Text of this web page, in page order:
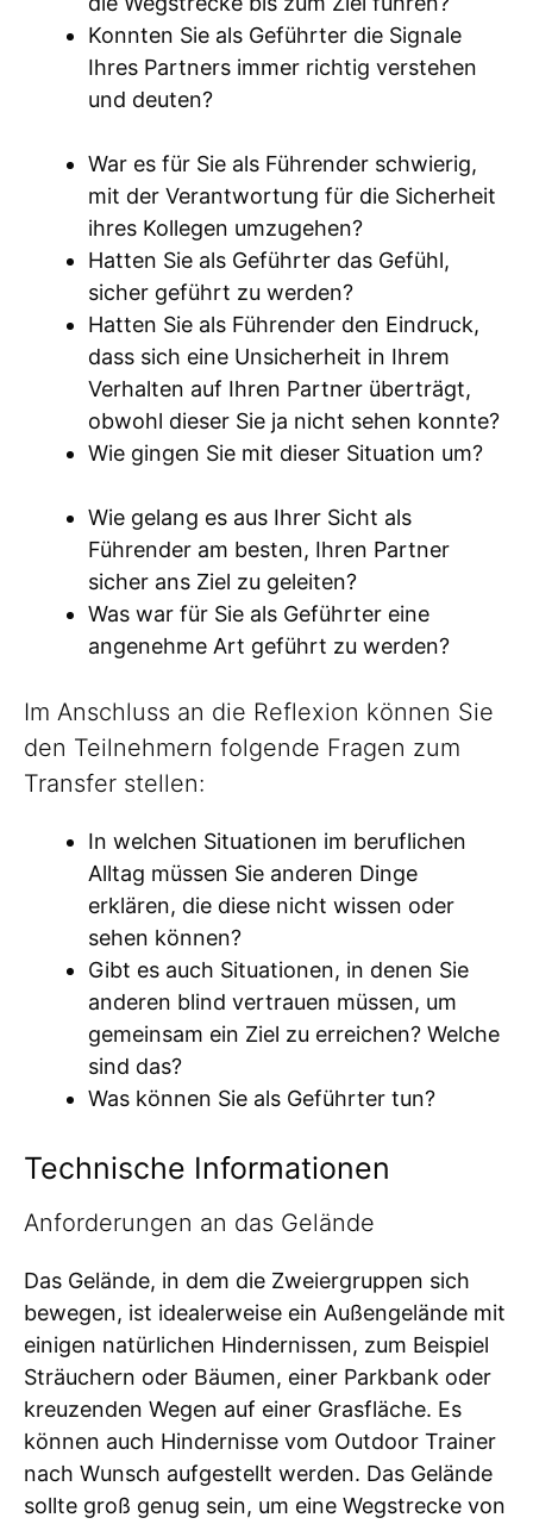
Konnten Sie als Geführter die Signale
Ihres Partners immer richtig verstehen
und deuten?
War es für Sie als Führender schwierig,
mit der Verantwortung für die Sicherheit
ihres Kollegen umzugehen?
Hatten Sie als Geführter das Gefühl,
sicher geführt zu werden?
Hatten Sie als Führender den Eindruck,
dass sich eine Unsicherheit in Ihrem
Verhalten auf Ihren Partner überträgt,
obwohl dieser Sie ja nicht sehen konnte?
Wie gingen Sie mit dieser Situation um?
Wie gelang es aus Ihrer Sicht als
Führender am besten, Ihren Partner
sicher ans Ziel zu geleiten?
Was war für Sie als Geführter eine
angenehme Art geführt zu werden?
Im Anschluss an die Reflexion können Sie
den Teilnehmern folgende Fragen zum
Transfer stellen:
In welchen Situationen im beruflichen
Alltag müssen Sie anderen Dinge
erklären, die diese nicht wissen oder
sehen können?
Gibt es auch Situationen, in denen Sie
anderen blind vertrauen müssen, um
gemeinsam ein Ziel zu erreichen? Welche
sind das?
Was können Sie als Geführter tun?
Technische Informationen
Anforderungen an das Gelände
Das Gelände, in dem die Zweiergruppen sich
bewegen, ist idealerweise ein Außengelände mit
einigen natürlichen Hindernissen, zum Beispiel
Sträuchern oder Bäumen, einer Parkbank oder
kreuzenden Wegen auf einer Grasfläche. Es
können auch Hindernisse vom Outdoor Trainer
nach Wunsch aufgestellt werden. Das Gelände
sollte groß genug sein, um eine Wegstrecke von